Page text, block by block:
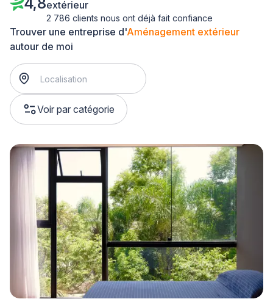
Trouver une entreprise d'Aménagement extérieur
autour de moi
Voir par catégorie
extérieur
2 786 clients nous ont déjà fait confiance